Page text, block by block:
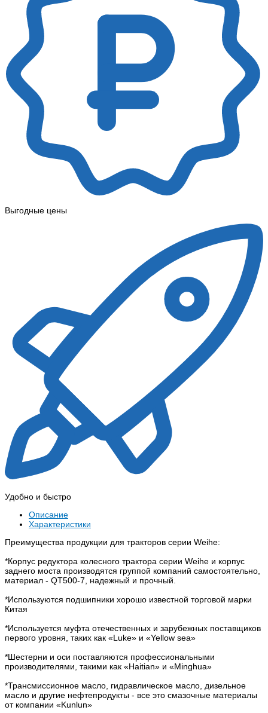
Выгодные цены
Удобно и быстро
Описание
Характеристики
Преимущества продукции для тракторов серии Weihe:
*Корпус редуктора колесного трактора серии Weihe и корпус
заднего моста производятся группой компаний самостоятельно,
материал - QT500-7, надежный и прочный.
*Используются подшипники хорошо известной торговой марки
Китая
*Используется муфта отечественных и зарубежных поставщиков
первого уровня, таких как «Luke» и «Yellow sea»
*Шестерни и оси поставляются профессиональными
производителями, такими как «Haitian» и «Minghua»
*Трансмиссионное масло, гидравлическое масло, дизельное
масло и другие нефтепродукты - все это смазочные материалы
от компании «Kunlun»